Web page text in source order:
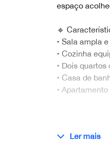
espaço
🔹
• Sala ampla
• Cozinha
• Dois
• Casa de
•
Ler mais